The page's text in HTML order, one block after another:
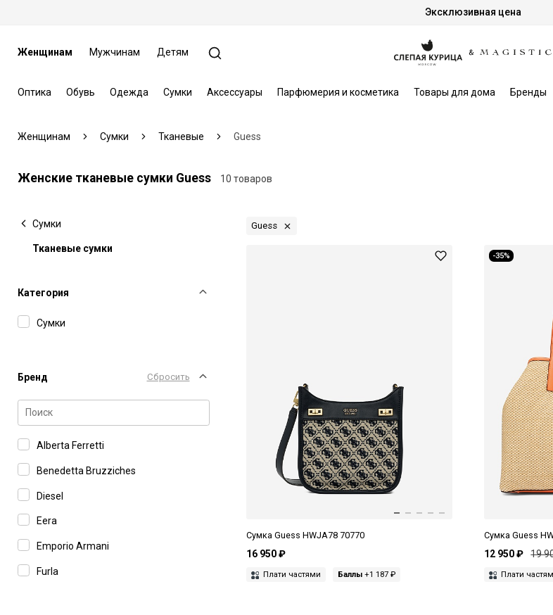
Эксклюзивная цена
Женщинам Мужчинам Детям
Оптика Обувь Одежда Сумки Аксессуары Парфюмерия и косметика Товары для дома Бренды
Женщинам Сумки Тканевые Guess
Женские тканевые сумки Guess 10 товаров
Сумки
Тканевые сумки
Категория
Сумки
Бренд Сбросить
Alberta Ferretti
Benedetta Bruzziches
Diesel
Eera
Emporio Armani
Furla
Guess
Сумка Guess HWJA78 70770
16 950 ₽
Плати частями Баллы +1 187 ₽
-35%
Сумка Guess
12 950 ₽ 19
Плати